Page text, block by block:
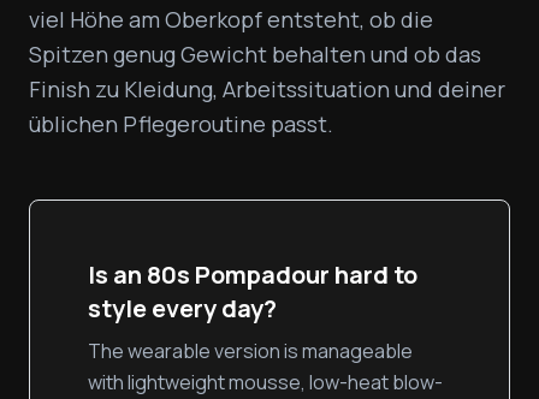
viel Höhe am Oberkopf entsteht, ob die
Spitzen genug Gewicht behalten und ob das
Finish zu Kleidung, Arbeitssituation und deiner
üblichen Pflegeroutine passt.
Is an 80s Pompadour hard to
style every day?
The wearable version is manageable
with lightweight mousse, low-heat blow-